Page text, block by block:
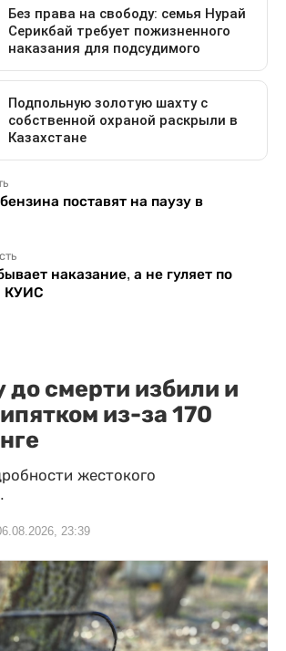
поставят на паузу в
наказание, а не гуляет по
КУИС
смерти избили и
из-за 170
жестокого
23:39